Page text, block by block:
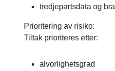
tredjepartsdata og
Prioritering av risiko:
Tiltak prioriteres etter:
alvorlighetsgrad